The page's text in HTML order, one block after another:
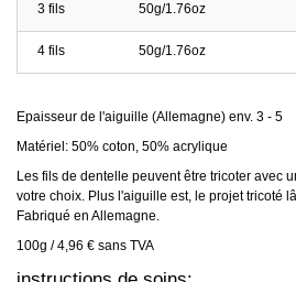
3 fils 50g/1.76oz
4 fils 50g/1.76oz
Epaisseur de l'aiguille (Allemagne) env. 3 - 5
Matériel: 50% coton, 50% acrylique
Les fils de dentelle peuvent être tricoter avec
votre choix. Plus l'aiguille est, le projet tricoté
Fabriqué en Allemagne.
100g / 4,96 € sans TVA